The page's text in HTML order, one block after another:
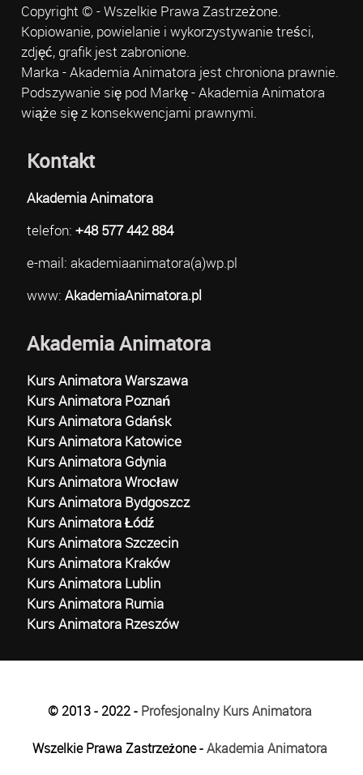
Copyright © - Wszelkie Prawa Zastrzeżone.
Kopiowanie, powielanie i wykorzystywanie treści,
zdjęć, grafik jest zabronione.
Marka - Akademia Animatora jest chroniona prawnie.
Podszywanie się pod Markę - Akademia Animatora
wiąże się z konsekwencjami prawnymi.
Kontakt
Akademia Animatora
telefon: +48 577 442 884
e-mail: akademiaanimatora(a)wp.pl
www: AkademiaAnimatora.pl
Akademia Animatora
Kurs Animatora Warszawa
Kurs Animatora Poznań
Kurs Animatora Gdańsk
Kurs Animatora Katowice
Kurs Animatora Gdynia
Kurs Animatora Wrocław
Kurs Animatora Bydgoszcz
Kurs Animatora Łódź
Kurs Animatora Szczecin
Kurs Animatora Kraków
Kurs Animatora Lublin
Kurs Animatora Rumia
Kurs Animatora Rzeszów
© 2013 - 2022 - Profesjonalny Kurs Animatora
Wszelkie Prawa Zastrzeżone -Akademia Animatora